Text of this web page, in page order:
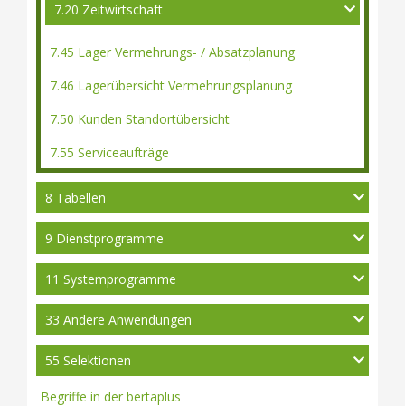
7.20 Zeitwirtschaft
7.45 Lager Vermehrungs- / Absatzplanung
7.46 Lagerübersicht Vermehrungsplanung
7.50 Kunden Standortübersicht
7.55 Serviceaufträge
8 Tabellen
9 Dienstprogramme
11 Systemprogramme
33 Andere Anwendungen
55 Selektionen
Begriffe in der bertaplus